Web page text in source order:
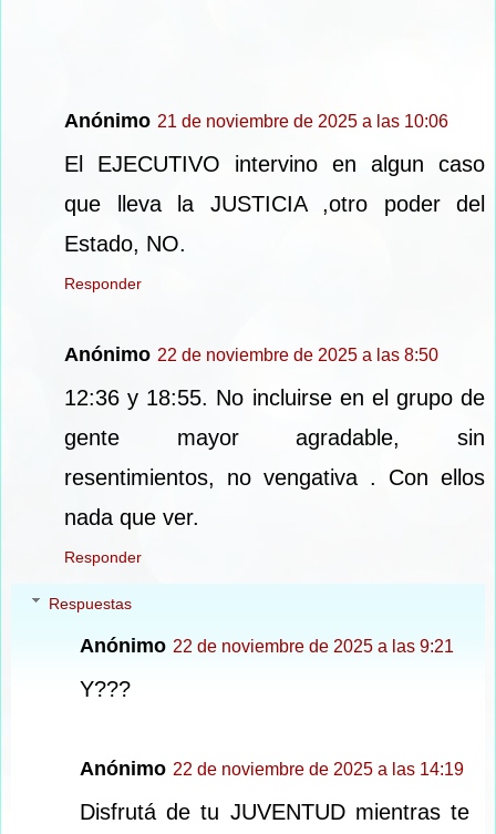
Anónimo 21 de noviembre de 2025 a las 10:06
El EJECUTIVO intervino en algun caso
que lleva la JUSTICIA ,otro poder del
Estado, NO.
Responder
Anónimo 22 de noviembre de 2025 a las 8:50
12:36 y 18:55. No incluirse en el grupo de
gente mayor agradable, sin
resentimientos, no vengativa . Con ellos
nada que ver.
Responder
Respuestas
Anónimo 22 de noviembre de 2025 a las 9:21
Y???
Anónimo 22 de noviembre de 2025 a las 14:19
Disfrutá de tu JUVENTUD mientras te